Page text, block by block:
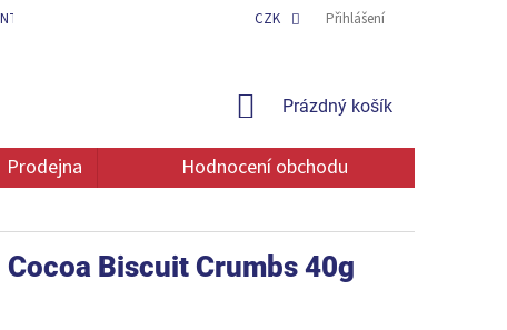
OCHRANA OSOBNÍCH ÚDAJŮCZK Přihlášení
NÁKUPNÍ
Prázdný košík
Prodejna Hodnocení obchodu
Biscuit Crumbs 40g